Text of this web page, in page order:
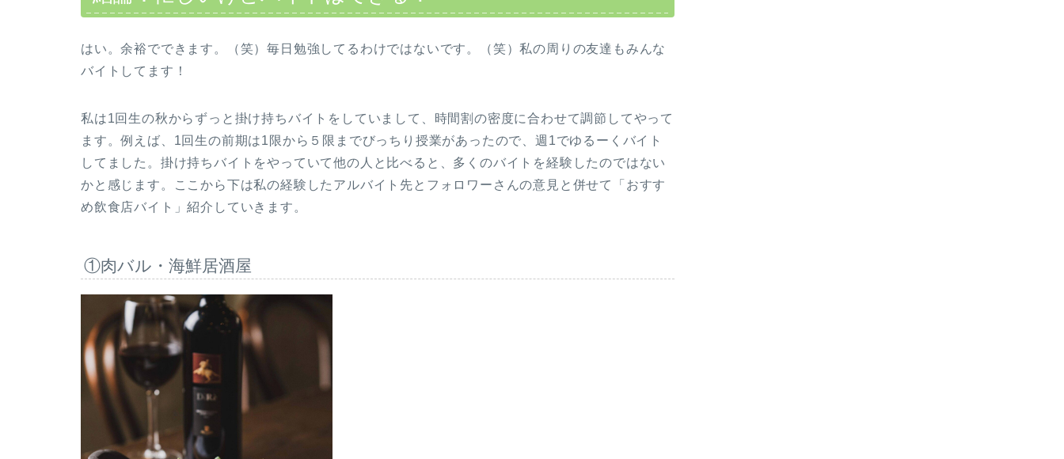
はい。余裕でできます。（笑）毎日勉強してるわけではないです。（笑）私の周りの友達もみんな
バイトしてます！
私は1回生の秋からずっと掛け持ちバイトをしていまして、時間割の密度に合わせて調節してやって
ます。例えば、1回生の前期は1限から５限までびっちり授業があったので、週1でゆるーくバイト
してました。掛け持ちバイトをやっていて他の人と比べると、多くのバイトを経験したのではない
かと感じます。ここから下は私の経験したアルバイト先とフォロワーさんの意見と併せて「おすす
め飲食店バイト」紹介していきます。
①肉バル・海鮮居酒屋